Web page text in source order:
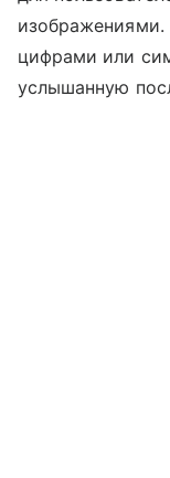
изображениями.
цифрами или
услышанную